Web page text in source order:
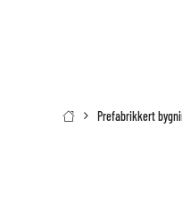
 Prefabrikkert